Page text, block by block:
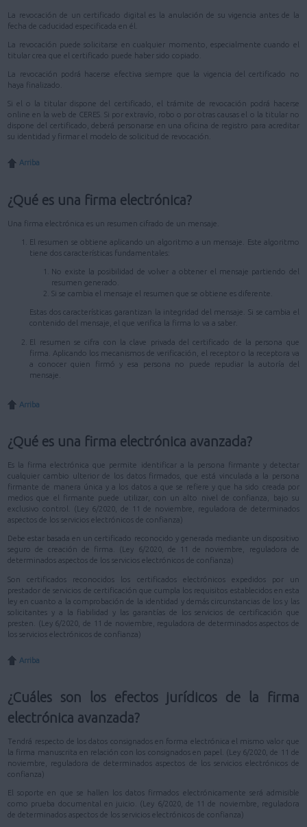
La revocación de un certificado digital es la anulación de su vigencia antes de la
fecha de caducidad especificada en él.
La revocación puede solicitarse en cualquier momento, especialmente cuando el
titular crea que el certificado puede haber sido copiado.
La revocación podrá hacerse efectiva siempre que la vigencia del certificado no
haya finalizado.
Si el o la titular dispone del certificado, el trámite de revocación podrá hacerse
online en la web de CERES. Si por extravío, robo o por otras causas el o la titular no
dispone del certificado, deberá personarse en una oficina de registro para acreditar
su identidad y firmar el modelo de solicitud de revocación.
Arriba
¿Qué es una firma electrónica?
Una firma electrónica es un resumen cifrado de un mensaje.
El resumen se obtiene aplicando un algoritmo a un mensaje. Este algoritmo
tiene dos características fundamentales:
No existe la posibilidad de volver a obtener el mensaje partiendo del
resumen generado.
Si se cambia el mensaje el resumen que se obtiene es diferente.
Estas dos características garantizan la integridad del mensaje. Si se cambia el
contenido del mensaje, el que verifica la firma lo va a saber.
El resumen se cifra con la clave privada del certificado de la persona que
firma. Aplicando los mecanismos de verificación, el receptor o la receptora va
a conocer quien firmó y esa persona no puede repudiar la autoría del
mensaje.
Arriba
¿Qué es una firma electrónica avanzada?
Es la firma electrónica que permite identificar a la persona firmante y detectar
cualquier cambio ulterior de los datos firmados, que está vinculada a la persona
firmante de manera única y a los datos a que se refiere y que ha sido creada por
medios que el firmante puede utilizar, con un alto nivel de confianza, bajo su
exclusivo control. (Ley 6/2020, de 11 de noviembre, reguladora de determinados
aspectos de los servicios electrónicos de confianza)
Debe estar basada en un certificado reconocido y generada mediante un dispositivo
seguro de creación de firma. (Ley 6/2020, de 11 de noviembre, reguladora de
determinados aspectos de los servicios electrónicos de confianza)
Son certificados reconocidos los certificados electrónicos expedidos por un
prestador de servicios de certificación que cumpla los requisitos establecidos en esta
ley en cuanto a la comprobación de la identidad y demás circunstancias de los y las
solicitantes y a la fiabilidad y las garantías de los servicios de certificación que
presten. (Ley 6/2020, de 11 de noviembre, reguladora de determinados aspectos de
los servicios electrónicos de confianza)
Arriba
¿Cuáles son los efectos jurídicos de la firma
electrónica avanzada?
Tendrá respecto de los datos consignados en forma electrónica el mismo valor que
la firma manuscrita en relación con los consignados en papel. (Ley 6/2020, de 11 de
noviembre, reguladora de determinados aspectos de los servicios electrónicos de
confianza)
El soporte en que se hallen los datos firmados electrónicamente será admisible
como prueba documental en juicio. (Ley 6/2020, de 11 de noviembre, reguladora
de determinados aspectos de los servicios electrónicos de confianza)